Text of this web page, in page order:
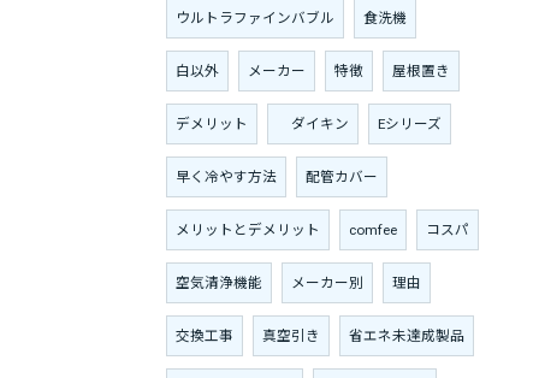
ウルトラファインバブル 食洗機
白以外 メーカー 特徴 屋根置き
デメリット ダイキン Eシリーズ
早く冷やす方法 配管カバー
メリットとデメリット comfee コスパ
空気清浄機能 メーカー別 理由
交換工事 真空引き 省エネ未達成製品